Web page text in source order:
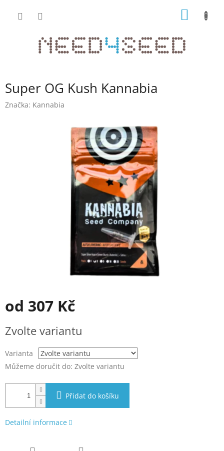
Super OG Kush Kannabia
Značka: Kannabia
od 307 Kč
cena:
Zvolte variantu
Varianta
Můžeme doručit do: Zvolte variantu
Přidat do košíku
Detailní informace